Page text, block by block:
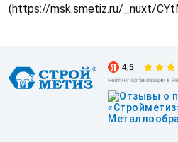
(https://msk.smetiz.ru/_nuxt/